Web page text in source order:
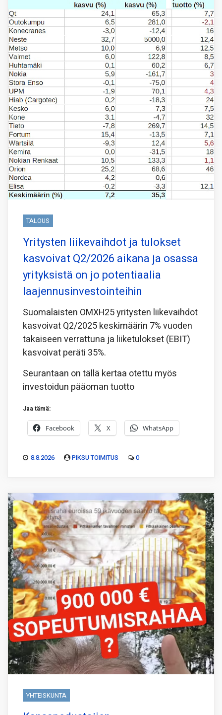
TALOUS
Yritysten liikevaihdot ja tulokset
kasvoivat Q2/2026 aikana ja osassa
yrityksistä on jo potentiaalia
laajennusinvestointeihin
Suomalaisten OMXH25 yritysten liikevaihdot
kasvoivat Q2/2025 keskimäärin 7% vuoden
takaiseen verrattuna ja liiketulokset (EBIT)
kasvoivat peräti 35%.
Seurantaan on tällä kertaa otettu myös
investoidun pääoman tuotto
Jaa tämä:
Facebook X WhatsApp
8.8.2026 PIKSU TOIMITUS 0
YHTEISKUNTA